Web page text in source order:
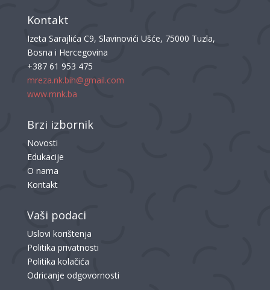
Kontakt
Izeta Sarajlića C9, Slavinovići Ušće, 75000 Tuzla,
Bosna i Hercegovina
+387 61 953 475
mreza.nk.bih@gmail.com
www.mnk.ba
Brzi izbornik
Novosti
Edukacije
O nama
Kontakt
Vaši podaci
Uslovi korištenja
Politika privatnosti
Politika kolačića
Odricanje odgovornosti